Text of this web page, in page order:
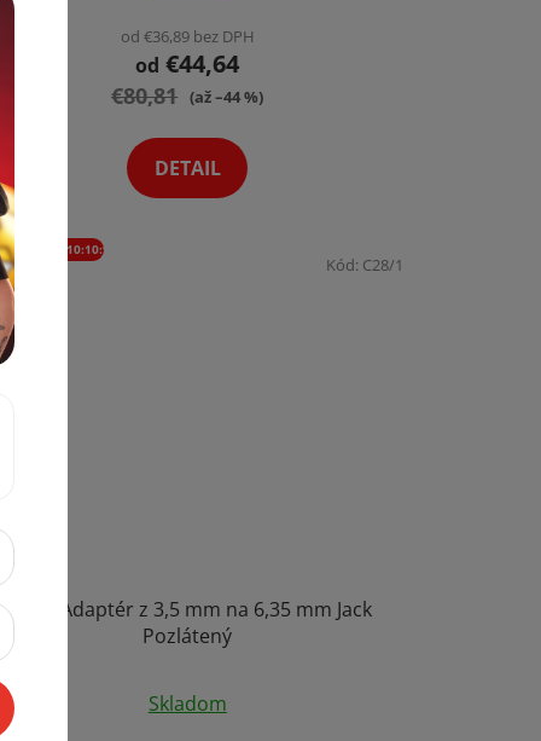
od €36,89 bez DPH
od €44,64
€80,81 (až –44 %)
DETAIL
Audio Adaptér z 3,5 mm na 6,35 mm Jack
Pozlátený
Skladom
Kód: C28/1